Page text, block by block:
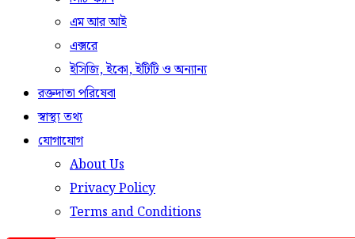
এম আর আই
এক্সরে
ইসিজি, ইকো, ইটিটি ও অন্যান্য
রক্তদাতা পরিষেবা
স্বাস্থ্য তথ্য
যোগাযোগ
About Us
Privacy Policy
Terms and Conditions